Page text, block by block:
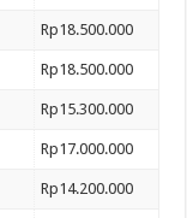
Rp18.500.000
Rp18.500.000
Rp15.300.000
Rp17.000.000
Rp14.200.000